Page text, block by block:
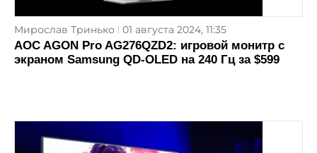
Мирослав Тринько 01 августа 2024, 11:35
AOC AGON Pro AG276QZD2: игровой монитр с
экраном Samsung QD-OLED на 240 Гц за $599